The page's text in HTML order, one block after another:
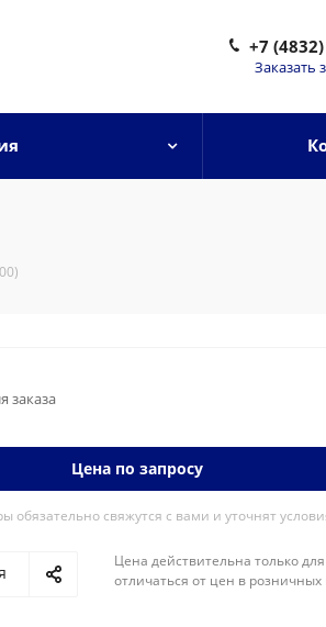
+7
Заказать
заказа
Цена по запросу
свяжутся с вами и уточнят
Цена действительна только
отличаться от цен в розничных